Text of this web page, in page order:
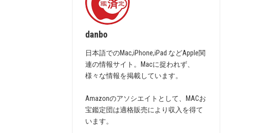
danbo
日本語でのMac,iPhone,iPad などApple関
連の情報サイト。Macに捉われず、
様々な情報を掲載しています。
Amazonのアソシエイトとして、MACお
宝鑑定団は適格販売により収入を得て
います。